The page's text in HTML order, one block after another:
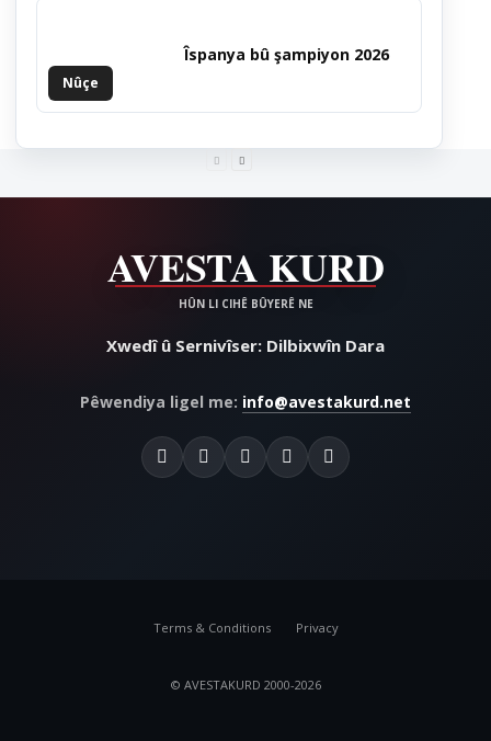
Nûçe
Îspanya bû şampiyon 2026
Xwedî û Sernivîser: Dilbixwîn Dara
Pêwendiya ligel me: info@avestakurd.net
Terms & Conditions Privacy
© AVESTAKURD 2000-2026